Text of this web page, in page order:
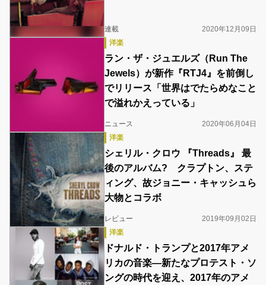
連載
2020年12月09日
洋楽
ラン・ザ・ジュエルズ（Run The
Jewels）が新作『RTJ4』を前倒し
でリリース「世界はでたらめなこと
で溢れかえっている」
ニュース
2020年06月04日
洋楽
シェリル・クロウ 『Threads』 最
後のアルバム? クラプトン、ステ
ィング、故ジョニー・キャッシュら
大物とコラボ
レビュー
2019年09月02日
洋楽
ドナルド・トランプと2017年アメ
リカの音楽―新たなプロテスト・ソ
ングの時代を迎え、2017年のアメ